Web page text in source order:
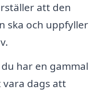
att den
ska och uppfyller
har en gammal
vara dags att